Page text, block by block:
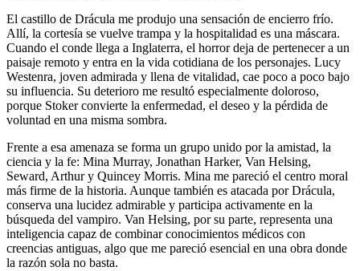
El castillo de Drácula me produjo una sensación de encierro frío.
Allí, la cortesía se vuelve trampa y la hospitalidad es una máscara.
Cuando el conde llega a Inglaterra, el horror deja de pertenecer a un
paisaje remoto y entra en la vida cotidiana de los personajes. Lucy
Westenra, joven admirada y llena de vitalidad, cae poco a poco bajo
su influencia. Su deterioro me resultó especialmente doloroso,
porque Stoker convierte la enfermedad, el deseo y la pérdida de
voluntad en una misma sombra.
Frente a esa amenaza se forma un grupo unido por la amistad, la
ciencia y la fe: Mina Murray, Jonathan Harker, Van Helsing,
Seward, Arthur y Quincey Morris. Mina me pareció el centro moral
más firme de la historia. Aunque también es atacada por Drácula,
conserva una lucidez admirable y participa activamente en la
búsqueda del vampiro. Van Helsing, por su parte, representa una
inteligencia capaz de combinar conocimientos médicos con
creencias antiguas, algo que me pareció esencial en una obra donde
la razón sola no basta.